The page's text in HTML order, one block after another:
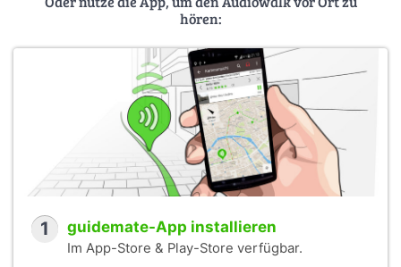
hören:
1 guidemate-App installieren
Im App-Store & Play-Store verfügbar.